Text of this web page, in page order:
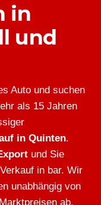
in
und
Auto und suchen
als 15 Jahren
in Quinten.
und Sie
in bar. Wir
unabhängig von
ab.